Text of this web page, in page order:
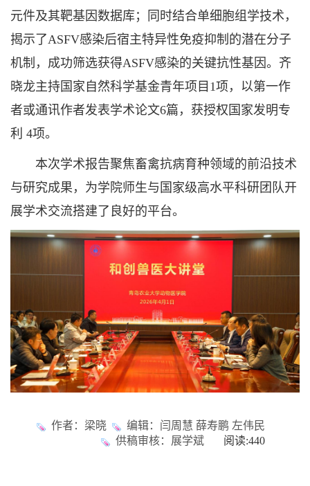
元件及其靶基因数据库；同时结合单细胞组学技术，
揭示了ASFV感染后宿主特异性免疫抑制的潜在分子
机制，成功筛选获得ASFV感染的关键抗性基因。齐
晓龙主持国家自然科学基金青年项目1项，以第一作
者或通讯作者发表学术论文6篇，获授权国家发明专
利 4项。
本次学术报告聚焦畜禽抗病育种领域的前沿技术
与研究成果，为学院师生与国家级高水平科研团队开
展学术交流搭建了良好的平台。
作者：梁晓
编辑：闫周慧 薛寿鹏 左伟民
供稿审核：展学斌 阅读:440